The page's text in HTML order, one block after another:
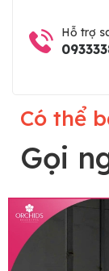
Hỗ trợ
Có thể
Gọi